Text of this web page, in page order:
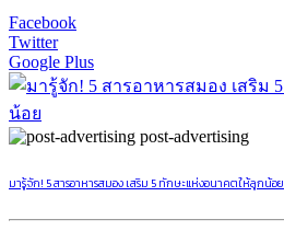
Facebook
Twitter
Google Plus
post-advertising
มารู้จัก! 5 สารอาหารสมอง เสริม 5 ทักษะแห่งอนาคตให้ลูกน้อย